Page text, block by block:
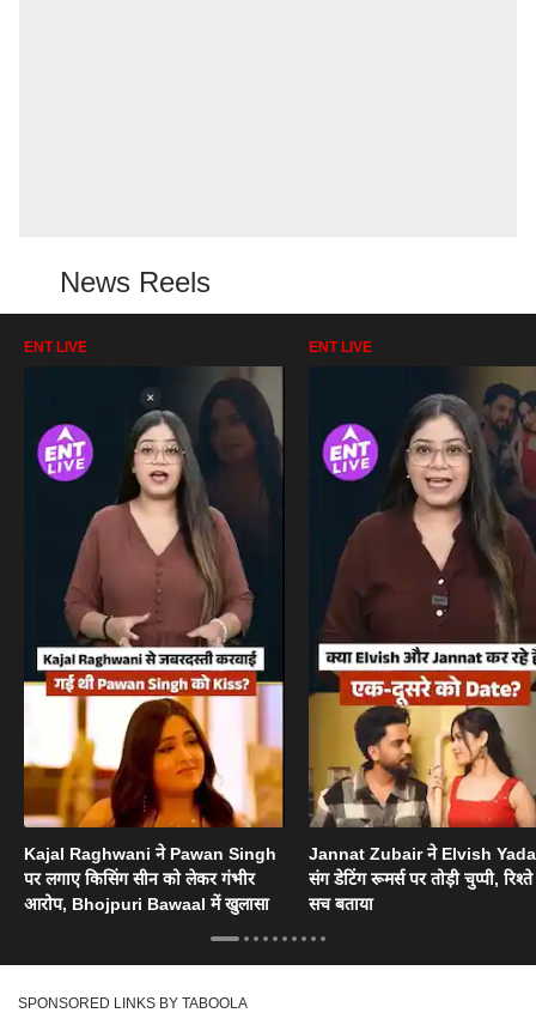
News Reels
ENT LIVE
Kajal Raghwani ने Pawan Singh
पर लगाए किसिंग सीन को लेकर गंभीर
आरोप, Bhojpuri Bawaal में खुलासा
ENT LIVE
Jannat Zubair ने Elvish
संग डेटिंग रूमर्स पर तोड़ी चुप्पी,
सच बताया
SPONSORED LINKS BY TABOOLA